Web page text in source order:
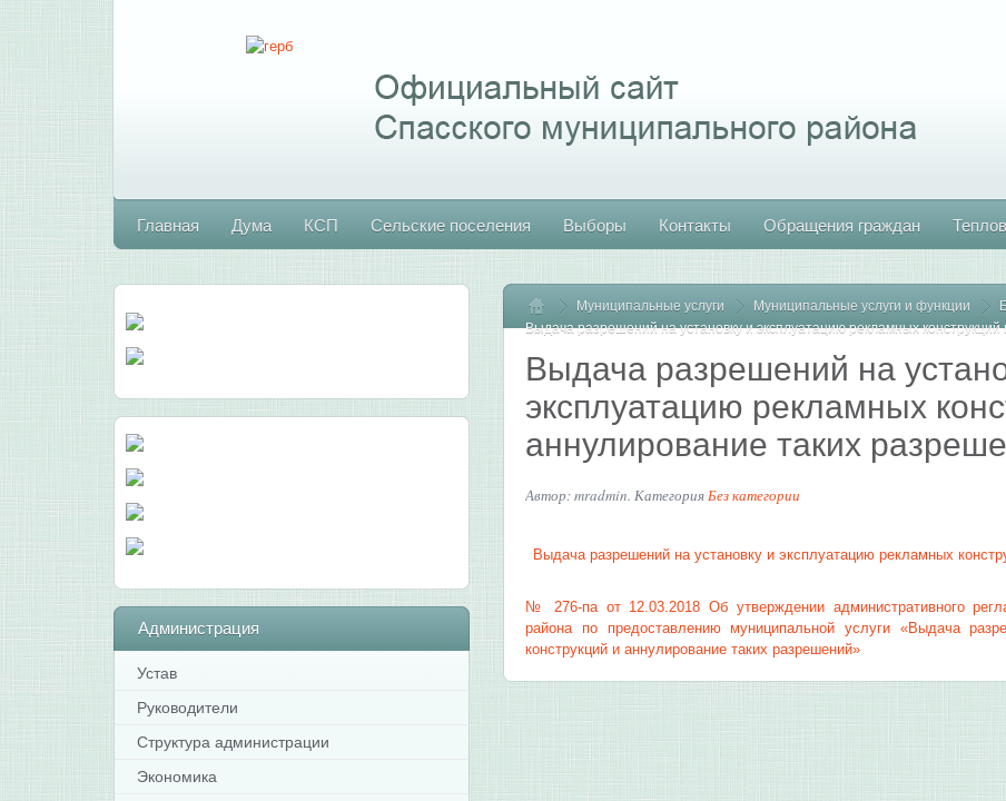
Главная Дума КСП Сельские поселения Выборы Контакты Обращения граждан
Главная
Муниципальные услуги Муниципальные услуги и функции
Выдача разрешений на установку и эксплуатацию рекламных
Выдача разрешений на
эксплуатацию рекламных
аннулирование таких
Автор: mradmin. КатегорияБез категории
Выдача разрешений на установку и эксплуатацию рекламных
№ 276-па от 12.03.2018 Об утверждении административного
района по предоставлению муниципальной услуги «Выдача
конструкций и аннулирование таких разрешений»
Администрация
Устав
Руководители
Структура администрации
Экономика